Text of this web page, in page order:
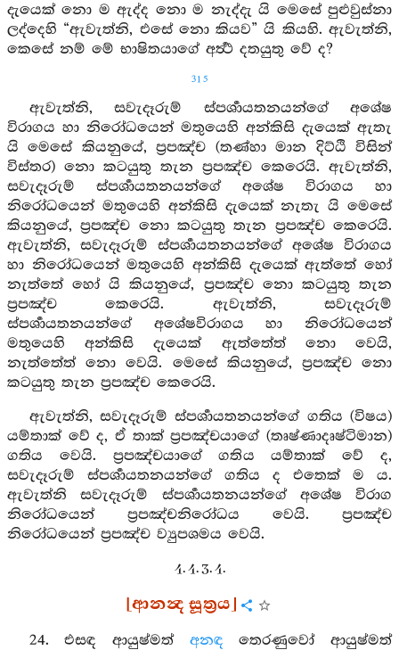
දැයෙක් නො ම ඇද්ද නො ම නැද්දැ යි මෙසේ පුළුවුස්නා
ලද්දෙහි “ඇවැත්නි, එසේ නො කියව” යි කියහි. ඇවැත්නි,
කෙසේ නම් මේ භාෂිතයාගේ අර්‍ත්‍ථ දතයුතු වේ ද?
315
ඇවැත්නි, සවැදෑරුම් ස්පර්‍ශායතනයන්ගේ අශේෂ
විරාගය හා නිරෝධයෙන් මතුයෙහි අන්කිසි දැයෙක් ඇතැ
යි මෙසේ කියනුයේ, ප්‍රපඤ්ච (තණ්හා මාන දිට්ඨි විසින්
විස්තර) නො කටයුතු තැන ප්‍රපඤ්ච කෙරෙයි. ඇවැත්නි,
සවැදෑරුම් ස්පර්‍ශායතනයන්ගේ අශේෂ විරාගය හා
නිරෝධයෙන් මතුයෙහි අන්කිසි දැයෙක් නැතැ යි මෙසේ
කියනුයේ, ප්‍රපඤ්ච නො කටයුතු තැන ප්‍රපඤ්ච කෙරෙයි.
ඇවැත්නි, සවැදෑරුම් ස්පර්‍ශායතනයන්ගේ අශේෂ විරාගය
හා නිරෝධයෙන් මතුයෙහි අන්කිසි දැයෙක් ඇත්තේ හෝ
නැත්තේ හෝ යි කියනුයේ, ප්‍රපඤ්ච නො කටයුතු තැන
ප්‍රපඤ්ච කෙරෙයි. ඇවැත්නි, සවැදෑරුම්
ස්පර්‍ශායතනයන්ගේ අශේෂවිරාගය හා නිරෝධයෙන්
මතුයෙහි අන්කිසි දැයෙක් ඇත්තේත් නො වෙයි,
නැත්තේත් නො වෙයි. මෙසේ කියනුයේ, ප්‍රපඤ්ච නො
කටයුතු තැන ප්‍රපඤ්ච කෙරෙයි.
ඇවැත්නි, සවැදෑරුම් ස්පර්‍ශායතනයන්ගේ ගතිය (විෂය)
යම්තාක් වේ ද, ඒ තාක් ප්‍රපඤ්චයාගේ (තෘෂ්ණාදෘෂ්ටිමාන)
ගතිය වෙයි. ප්‍රපඤ්චයාගේ ගතිය යම්තාක් වේ ද,
සවැදෑරුම් ස්පර්‍ශායතනයන්ගේ ගතිය ද එතෙක් ම ය.
ඇවැත්නි සවැදෑරුම් ස්පර්‍ශායතනයන්ගේ අශේෂ විරාග
නිරෝධයෙන් ප්‍රපඤ්චනිරෝධය වෙයි. ප්‍රපඤ්ච
නිරෝධයෙන් ප්‍රපඤ්ච ව්‍යුපශමය වෙයි.
4. 4. 3. 4.
[ආනන්‍ද සූත්‍රය]
24. එසඳ ආයුෂ්මත් අනඳ තෙරණුවෝ ආයුෂ්මත්